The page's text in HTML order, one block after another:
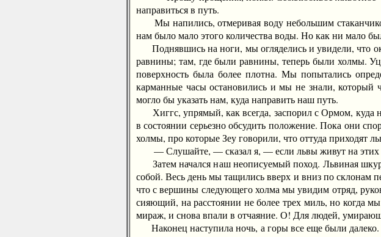
направиться в путь.
Мы напились, отмеривая воду небольшим
нам было мало этого количества воды. Но как ни мало
Поднявшись на ноги, мы огляделись и увидели, что
равнины; там, где были равнины, теперь были холмы.
поверхность была более плотна. Мы попытались
карманные часы остановились и мы не знали,
могло бы указать нам, куда направить наш путь.
Хиггс, упрямый, как всегда, заспорил с Ормом, куда
в состоянии серьезно обсудить положение. Пока они
холмы, про которые Зеу говорили, что оттуда приходят
— Слушайте, — сказал я, — если львы живут на этих
Затем начался наш неописуемый поход. Львиная
собой. Весь день мы тащились вверх и вниз по склонам
что с вершины следующего холма мы увидим отряд,
сияющий, на расстоянии не более трех миль, но когда
мираж, и снова впали в отчаяние. О! Для людей,
Наконец наступила ночь, а горы все еще были